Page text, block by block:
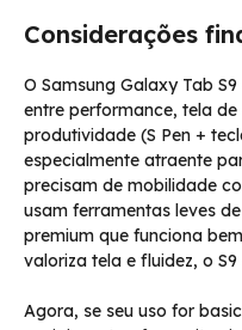
Considerações
O Samsung Galaxy Tab
entre performance, tela
produtividade (S Pen +
especialmente atraente
precisam de mobilidade
usam ferramentas leves
premium que funciona
valoriza tela e fluidez, o
Agora, se seu uso for